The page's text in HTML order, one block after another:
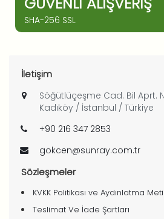
SHA-256 SSL
İletişim
Söğütlüçeşme Cad. Bil Aprt.
Kadıköy / İstanbul / Türkiye
+90 216 347 2853
gokcen@sunray.com.tr
Sözleşmeler
KVKK Politikası ve Aydınlatma
Teslimat Ve İade Şartları